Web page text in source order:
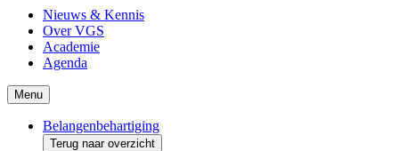
Nieuws & Kennis
Over VGS
Academie
Agenda
Menu
Belangenbehartiging
Terug naar overzicht